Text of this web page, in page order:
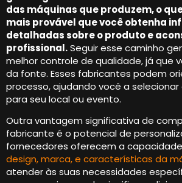
das máquinas que produzem, o
mais provável que você obtenha
detalhadas sobre o produto e
profissional.Seguir esse caminho
melhor controle de qualidade, já que
da fonte. Esses fabricantes podem
processo, ajudando você a
para seu local ou evento.
Outra vantagem significativa de
fabricante é o potencial de
fornecedores oferecem a
design, marca, e características da
atender às suas necessidades